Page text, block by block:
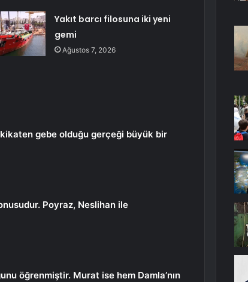
Yakıt barcı filosuna iki yeni
gemi
Ağustos 7, 2026
gebe olduğu gerçeği büyük bir
Poyraz, Neslihan ile
öğrenmiştir. Murat ise hem Damla’nın